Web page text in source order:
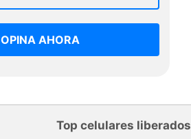
OPINA AHORA
Top celulares liberados